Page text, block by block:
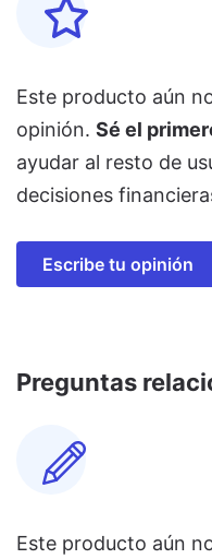
Este producto aún
opinión. Sé el
ayudar al resto de
decisiones
Escribe tu opinión
Preguntas
Este producto aún